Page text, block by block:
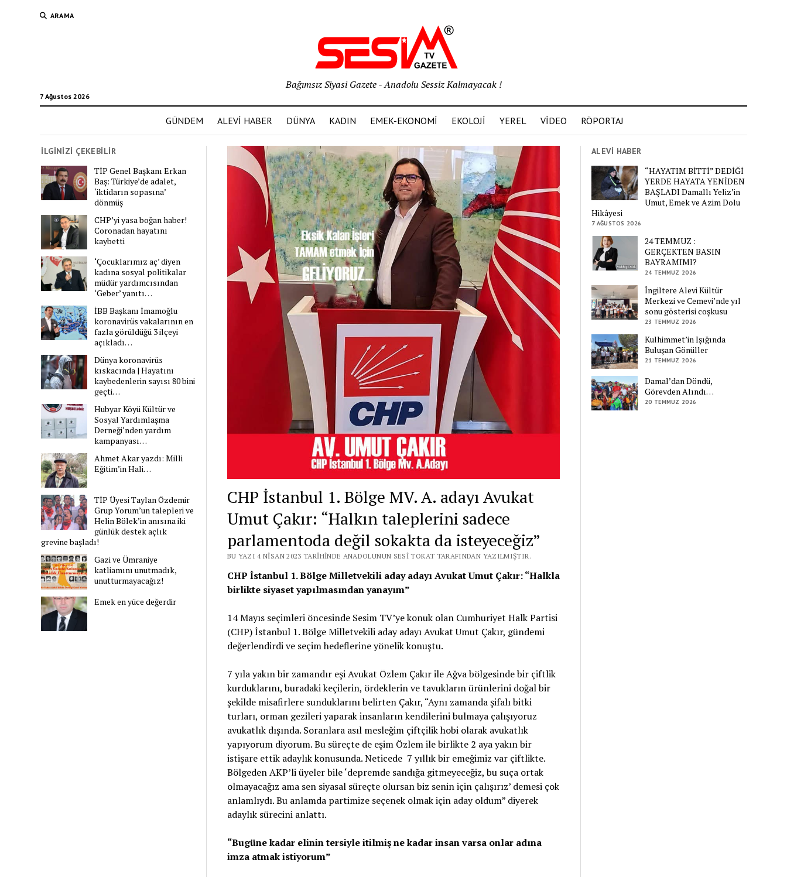
ARAMA
7 Ağustos 2026
Bağımsız Siyasi Gazete - Anadolu Sessiz Kalmayacak !
GÜNDEM ALEVİ HABER DÜNYA KADIN EMEK-EKONOMİ EKOLOJİ YEREL VİDEO RÖPORTAJ
İLGİNİZİ ÇEKEBİLİR
TİP Genel Başkanı Erkan
Baş: Türkiye’de adalet,
‘iktidarın sopasına’
dönmüş
CHP’yi yasa boğan haber!
Coronadan hayatını
kaybetti
‘Çocuklarımız aç’ diyen
kadına sosyal politikalar
müdür yardımcısından
‘Geber’ yanıtı…
İBB Başkanı İmamoğlu
koronavirüs vakalarının en
fazla görüldüğü 3 ilçeyi
açıkladı…
Dünya koronavirüs
kıskacında | Hayatını
kaybedenlerin sayısı 80 bini
geçti…
Hubyar Köyü Kültür ve
Sosyal Yardımlaşma
Derneği‘nden yardım
kampanyası…
Ahmet Akar yazdı: Milli
Eğitim’in Hali…
TİP Üyesi Taylan Özdemir
Grup Yorum’un talepleri ve
Helin Bölek’in anısına iki
günlük destek açlık
grevine başladı!
Gazi ve Ümraniye
katliamını unutmadık,
unutturmayacağız!
Emek en yüce değerdir
CHP İstanbul 1. Bölge MV. A. adayı Avukat
Umut Çakır: “Halkın taleplerini sadece
parlamentoda değil sokakta da isteyeceğiz”
BU YAZI 4 NISAN 2023 TARIHINDE ANADOLUNUN SESI TOKAT TARAFINDAN YAZILMIŞTIR.
CHP İstanbul 1. Bölge Milletvekili aday adayı Avukat Umut Çakır: “Halkla
birlikte siyaset yapılmasından yanayım”
14 Mayıs seçimleri öncesinde Sesim TV’ye konuk olan Cumhuriyet Halk Partisi
(CHP) İstanbul 1. Bölge Milletvekili aday adayı Avukat Umut Çakır, gündemi
değerlendirdi ve seçim hedeflerine yönelik konuştu.
7 yıla yakın bir zamandır eşi Avukat Özlem Çakır ile Ağva bölgesinde bir çiftlik
kurduklarını, buradaki keçilerin, ördeklerin ve tavukların ürünlerini doğal bir
şekilde misafirlere sunduklarını belirten Çakır, “Aynı zamanda şifalı bitki
turları, orman gezileri yaparak insanların kendilerini bulmaya çalışıyoruz
avukatlık dışında. Soranlara asıl mesleğim çiftçilik hobi olarak avukatlık
yapıyorum diyorum. Bu süreçte de eşim Özlem ile birlikte 2 aya yakın bir
istişare ettik adaylık konusunda. Neticede 7 yıllık bir emeğimiz var çiftlikte.
Bölgeden AKP’li üyeler bile ‘depremde sandığa gitmeyeceğiz, bu suça ortak
olmayacağız ama sen siyasal süreçte olursan biz senin için çalışırız’ demesi çok
anlamlıydı. Bu anlamda partimize seçenek olmak için aday oldum” diyerek
adaylık sürecini anlattı.
“Bugüne kadar elinin tersiyle itilmiş ne kadar insan varsa onlar adına
imza atmak istiyorum”
ALEVİ HABER
“HAYATIM BİTTİ” DEDİĞİ
YERDE HAYATA YENİDEN
BAŞLADI Damallı Yeliz’in
Umut, Emek ve Azim Dolu
Hikâyesi
7 AĞUSTOS 2026
24 TEMMUZ :
GERÇEKTEN BASIN
BAYRAMIMI?
24 TEMMUZ 2026
İngiltere Alevi Kültür
Merkezi ve Cemevi’nde yıl
sonu gösterisi coşkusu
23 TEMMUZ 2026
Kulhimmet’in Işığında
Buluşan Gönüller
21 TEMMUZ 2026
Damal’dan Döndü,
Görevden Alındı…
20 TEMMUZ 2026